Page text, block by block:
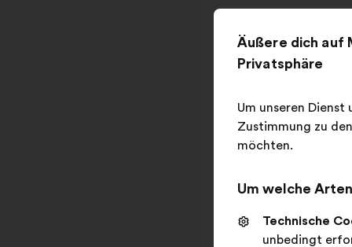
Äußere dich auf
Privatsphäre
Um unseren
Zustimmung zu
möchten.
Um welche
Technische
unbedingt